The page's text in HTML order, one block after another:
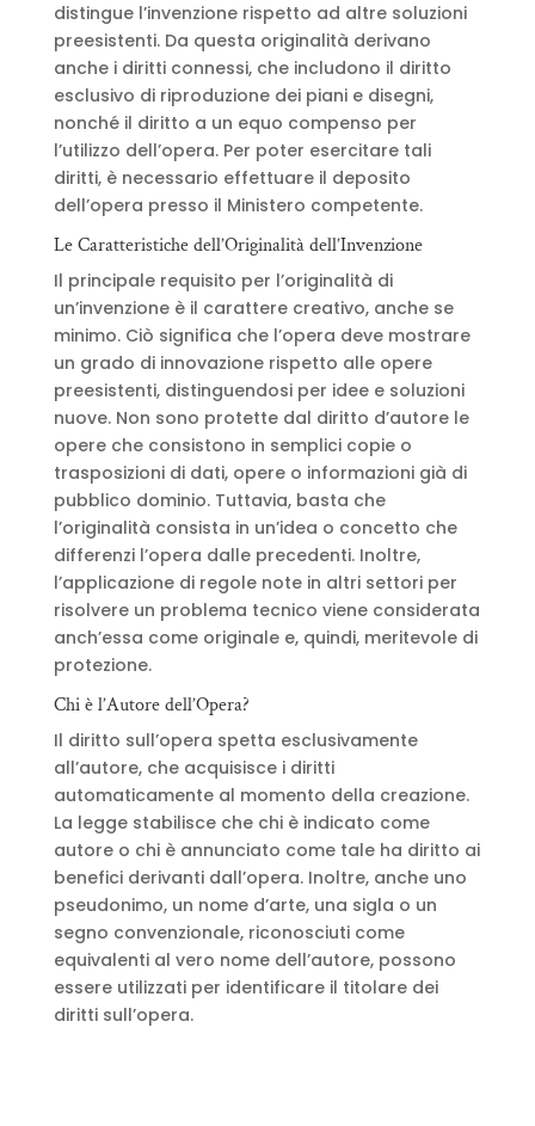
distingue l’invenzione rispetto ad altre soluzioni
preesistenti. Da questa originalità derivano
anche i diritti connessi, che includono il diritto
esclusivo di riproduzione dei piani e disegni,
nonché il diritto a un equo compenso per
l’utilizzo dell’opera. Per poter esercitare tali
diritti, è necessario effettuare il deposito
dell’opera presso il Ministero competente.
Le Caratteristiche dell’Originalità dell’Invenzione
Il principale requisito per l’originalità di
un’invenzione è il carattere creativo, anche se
minimo. Ciò significa che l’opera deve mostrare
un grado di innovazione rispetto alle opere
preesistenti, distinguendosi per idee e soluzioni
nuove. Non sono protette dal diritto d’autore le
opere che consistono in semplici copie o
trasposizioni di dati, opere o informazioni già di
pubblico dominio. Tuttavia, basta che
l’originalità consista in un’idea o concetto che
differenzi l’opera dalle precedenti. Inoltre,
l’applicazione di regole note in altri settori per
risolvere un problema tecnico viene considerata
anch’essa come originale e, quindi, meritevole di
protezione.
Chi è l’Autore dell’Opera?
Il diritto sull’opera spetta esclusivamente
all’autore, che acquisisce i diritti
automaticamente al momento della creazione.
La legge stabilisce che chi è indicato come
autore o chi è annunciato come tale ha diritto ai
benefici derivanti dall’opera. Inoltre, anche uno
pseudonimo, un nome d’arte, una sigla o un
segno convenzionale, riconosciuti come
equivalenti al vero nome dell’autore, possono
essere utilizzati per identificare il titolare dei
diritti sull’opera.